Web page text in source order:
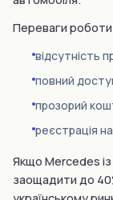
Переваги
відсутність
повний
прозорий
реєстрація
Якщо Mercedes
заощадити до